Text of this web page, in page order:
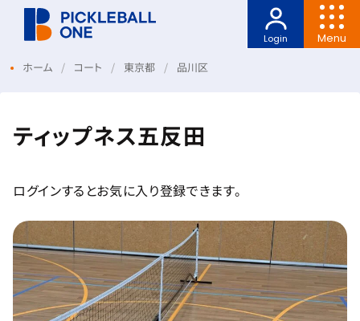
Menu
Login
ホーム コート 東京都 品川区
ティップネス五反田
ログインするとお気に入り登録できます。